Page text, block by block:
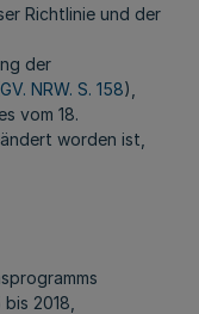
Richtlinie und der
der
GV. NRW. S. 158),
vom 18.
worden ist,
2018,